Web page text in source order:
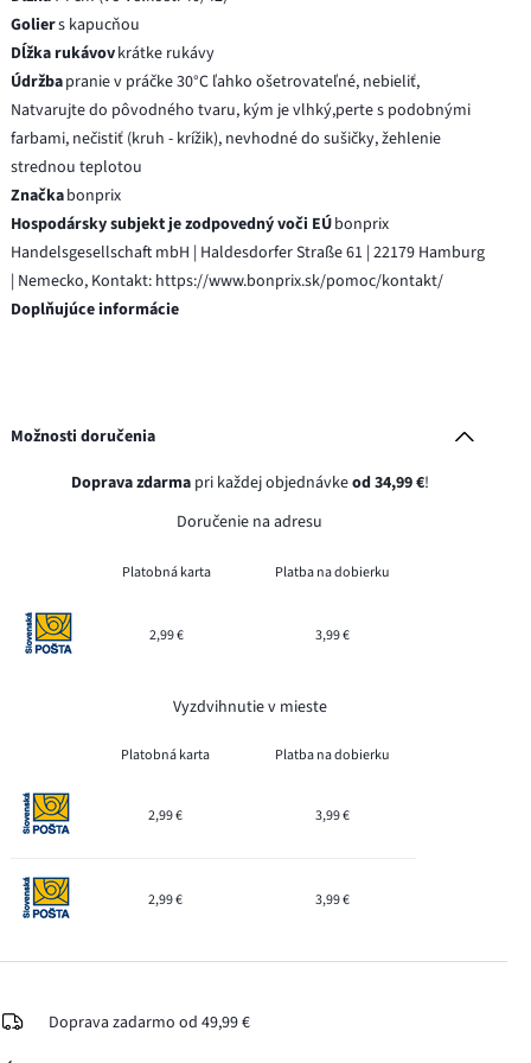
Goliers kapucňou
Dĺžka rukávovkrátke rukávy
Údržbapranie v práčke 30°C ľahko ošetrovateľné, nebieliť,
Natvarujte do pôvodného tvaru, kým je vlhký,perte s podobnými
farbami, nečistiť (kruh - krížik), nevhodné do sušičky, žehlenie
strednou teplotou
Značkabonprix
Hospodársky subjekt je zodpovedný voči EÚbonprix
Handelsgesellschaft mbH | Haldesdorfer Straße 61 | 22179 Hamburg
| Nemecko, Kontakt: https://www.bonprix.sk/pomoc/kontakt/
Doplňujúce informácie
Možnosti doručenia
Doprava zdarmapri každej objednávkeod 34,99 €!
Doručenie na adresu
Platobná karta Platba na dobierku
2,99 € 3,99 €
Vyzdvihnutie v mieste
Platobná karta Platba na dobierku
2,99 € 3,99 €
2,99 € 3,99 €
Doprava zadarmo od 49,99 €